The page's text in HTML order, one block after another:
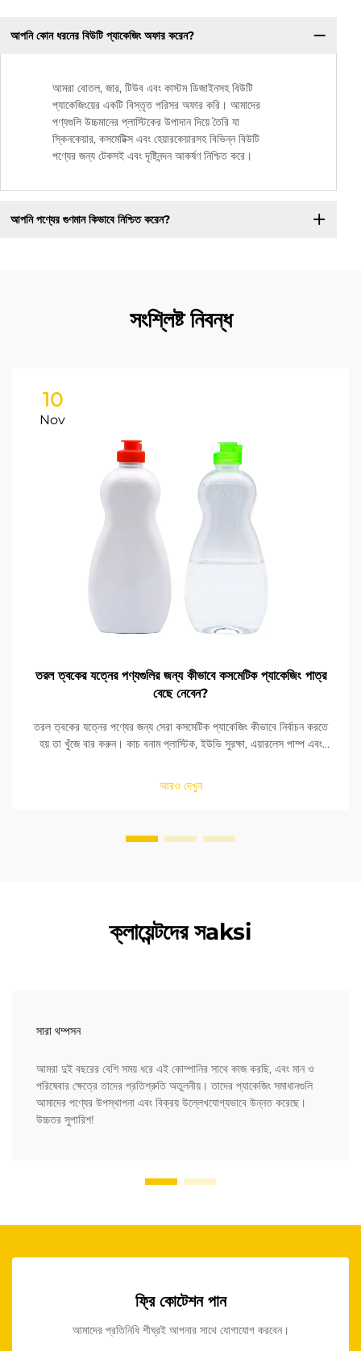
আপনি কোন ধরনের বিউটি প্যাকেজিং অফার করেন?
আমরা বোতল, জার, টিউব এবং কাস্টম ডিজাইনসহ বিউটি
প্যাকেজিংয়ের একটি বিস্তৃত পরিসর অফার করি। আমাদের
পণ্যগুলি উচ্চমানের প্লাস্টিকের উপাদান দিয়ে তৈরি যা
স্কিনকেয়ার, কসমেটিক্স এবং হেয়ারকেয়ারসহ বিভিন্ন বিউটি
পণ্যের জন্য টেকসই এবং দৃষ্টিনন্দন আকর্ষণ নিশ্চিত করে।
আপনি পণ্যের গুণমান কিভাবে নিশ্চিত করেন?
সংশ্লিষ্ট নিবন্ধ
10
Nov
তরল ত্বকের যত্নের পণ্যগুলির জন্য কীভাবে কসমেটিক প্যাকেজিং পাত্র
বেছে নেবেন?
তরল ত্বকের যত্নের পণ্যের জন্য সেরা কসমেটিক প্যাকেজিং কীভাবে নির্বাচন করতে
হয় তা খুঁজে বার করুন। কাচ বনাম প্লাস্টিক, ইউভি সুরক্ষা, এয়ারলেস পাম্প এবং
আরও দেখুন
ক্লায়েন্টদের সaksi
সারা থম্পসন
আমরা দুই বছরের বেশি সময় ধরে এই কোম্পানির সাথে কাজ করছি, এবং মান ও
পরিষেবার ক্ষেত্রে তাদের প্রতিশ্রুতি অতুলনীয়। তাদের প্যাকেজিং সমাধানগুলি
আমাদের পণ্যের উপস্থাপনা এবং বিক্রয় উল্লেখযোগ্যভাবে উন্নত করেছে।
উচ্চতর সুপারিশ!
ফ্রি কোটেশন পান
আমাদের প্রতিনিধি শীঘ্রই আপনার সাথে যোগাযোগ করবেন।